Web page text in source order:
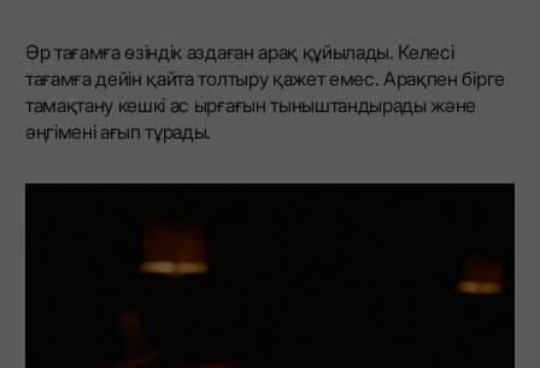
Әр тағамға өзіндік аздаған арақ құйылады. Келесі
тағамға дейін қайта толтыру қажет емес. Арақпен бірге
тамақтану кешкі ас ырғағын тыныштандырады және
әңгімені ағып тұрады.